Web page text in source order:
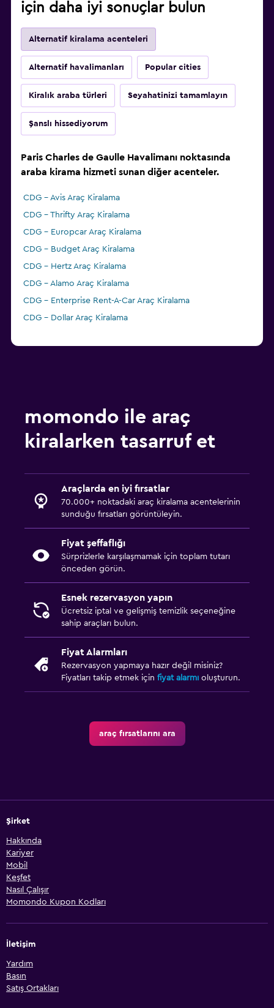
için daha iyi sonuçlar bulun
Alternatif kiralama acenteleri
Alternatif havalimanları Popular cities
Kiralık araba türleri Seyahatinizi tamamlayın
Şanslı hissediyorum
Paris Charles de Gaulle Havalimanı noktasında
araba kirama hizmeti sunan diğer acenteler.
CDG - Avis Araç Kiralama
CDG - Thrifty Araç Kiralama
CDG - Europcar Araç Kiralama
CDG - Budget Araç Kiralama
CDG - Hertz Araç Kiralama
CDG - Alamo Araç Kiralama
CDG - Enterprise Rent-A-Car Araç Kiralama
CDG - Dollar Araç Kiralama
momondo ile araç
kiralarken tasarruf et
Araçlarda en iyi fırsatlar
70.000+ noktadaki araç kiralama acentelerinin
sunduğu fırsatları görüntüleyin.
Fiyat şeffaflığı
Sürprizlerle karşılaşmamak için toplam tutarı
önceden görün.
Esnek rezervasyon yapın
Ücretsiz iptal ve gelişmiş temizlik seçeneğine
sahip araçları bulun.
Fiyat Alarmları
Rezervasyon yapmaya hazır değil misiniz?
Fiyatları takip etmek için fiyat alarmı oluşturun.
araç fırsatlarını ara
Şirket
Hakkında
Kariyer
Mobil
Keşfet
Nasıl Çalışır
Momondo Kupon Kodları
İletişim
Yardım
Basın
Satış Ortakları